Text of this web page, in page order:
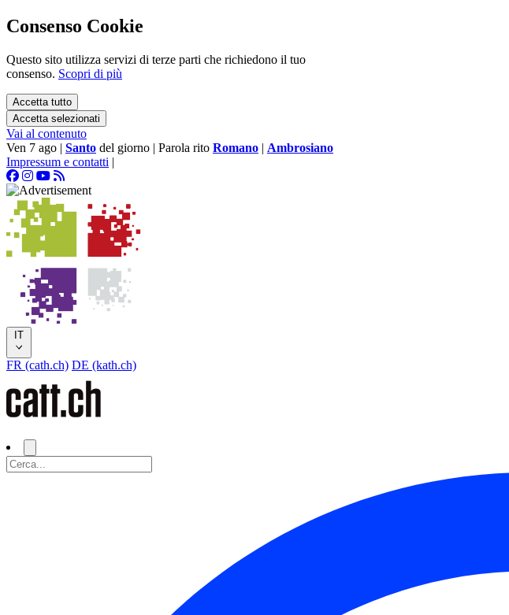
Consenso Cookie
Questo sito utilizza servizi di terze parti che richiedono il tuo
consenso. Scopri di più
Accetta tutto
Accetta selezionati
Vai al contenuto
Ven 7 ago | Santo del giorno | Parola rito Romano | Ambrosiano
Impressum e contatti |
IT
FR (cath.ch) DE (kath.ch)